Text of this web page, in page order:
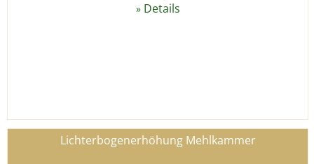
» Details
Lichterbogenerhöhung Mehlkammer